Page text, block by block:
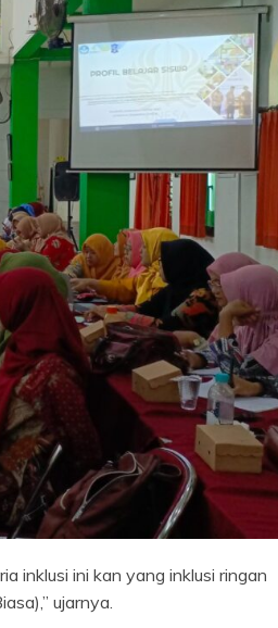
inklusi ini kan yang inklusi ringan
ujarnya.